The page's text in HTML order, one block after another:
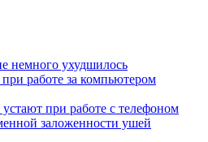
немного ухудшилось
работе за компьютером
при работе с телефоном
заложенности ушей